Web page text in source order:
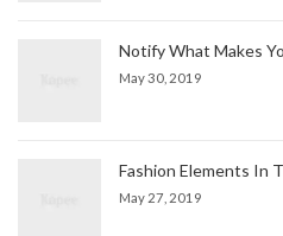
Notify What Makes
May 30, 2019
Fashion Elements In
May 27, 2019